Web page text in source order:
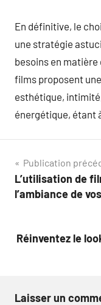
En définitive, le
une stratégie
besoins en
films proposent
esthétique,
énergétique, étant
Navigation
de
Publication
L’utilisation de
l’ambiance de
Réinventez le
Laisser un